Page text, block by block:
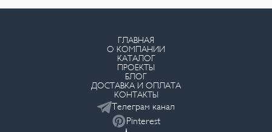
ГЛАВНАЯ
О КОМПАНИИ
КАТАЛОГ
ПРОЕКТЫ
БЛОГ
ДОСТАВКА И ОПЛАТА
КОНТАКТЫ
Телеграм канал
Pinterest